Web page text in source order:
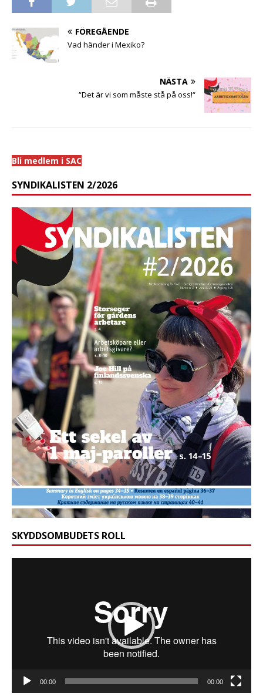
FÖREGÅENDE
Vad händer i Mexiko?
NÄSTA
“Det är vi som måste stå på oss!“
Bli medlem i SAC
SYNDIKALISTEN 2/2026
SKYDDSOMBUDETS ROLL
00:00 00:00